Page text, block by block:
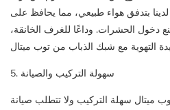
بتدفق هواء طبيعي، مما يحافظ على
الحشرات. وداعًا للغرف الخانقة،
5. سهولة التركيب والصيانة
ميتال سهلة التركيب ولا تتطلب صيانة